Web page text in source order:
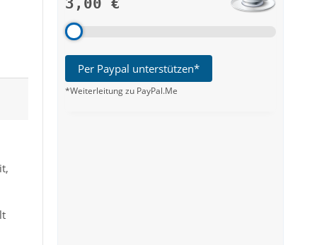
3,00 €
Per Paypal unterstützen*
*Weiterleitung zu PayPal.Me